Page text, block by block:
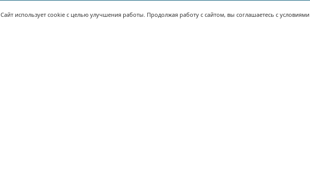
Сайт использует cookie с целью улучшения работы. Продолжая работу с сайтом, вы соглашаетесь с условиями